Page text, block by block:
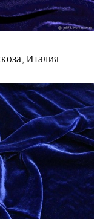
Италия